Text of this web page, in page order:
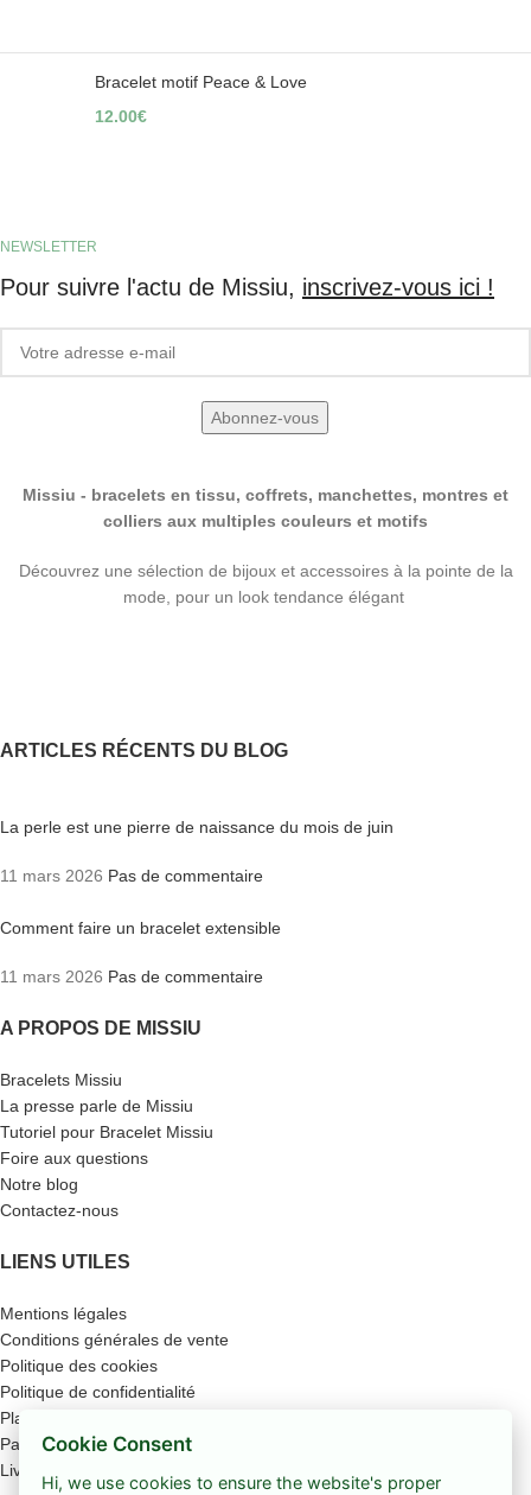
Bracelet motif Peace & Love
12.00€
NEWSLETTER
Pour suivre l'actu de Missiu, inscrivez-vous ici !
Missiu - bracelets en tissu, coffrets, manchettes, montres et
colliers aux multiples couleurs et motifs
Découvrez une sélection de bijoux et accessoires à la pointe de la
mode, pour un look tendance élégant
ARTICLES RÉCENTS DU BLOG
La perle est une pierre de naissance du mois de juin
11 mars 2026 Pas de commentaire
Comment faire un bracelet extensible
11 mars 2026 Pas de commentaire
A PROPOS DE MISSIU
Bracelets Missiu
La presse parle de Missiu
Tutoriel pour Bracelet Missiu
Foire aux questions
Notre blog
Contactez-nous
LIENS UTILES
Mentions légales
Conditions générales de vente
Politique des cookies
Politique de confidentialité
Plan du site
Paiement sécurisé
Livraison
Cookie Consent
Hi, we use cookies to ensure the website's proper